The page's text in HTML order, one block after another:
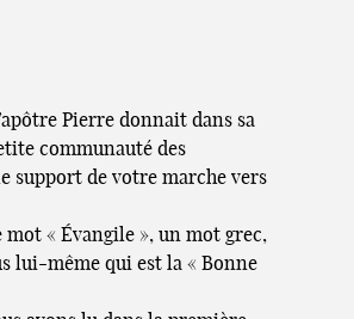
Pierre donnait dans sa
communauté des
support de votre marche vers
« Évangile », un mot grec,
lui-même qui est la « Bonne